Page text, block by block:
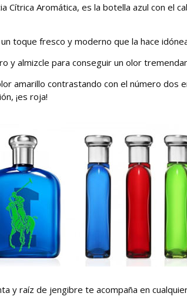
Cítrica Aromática, es la botella azul con el
toque fresco y moderno que la hace
y almizcle para conseguir un olor
amarillo contrastando con el número
¡es roja!
y raíz de jengibre te acompaña en